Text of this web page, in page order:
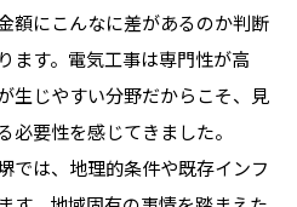
額にこんなに差があるのか判断
ます。電気工事は専門性が高
生じやすい分野だからこそ、見
要性を感じてきました。
では、地理的条件や既存インフ